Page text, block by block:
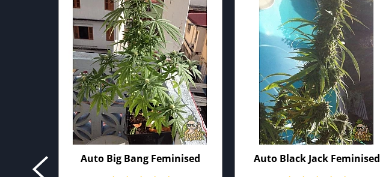
Auto Big Bang Feminised Auto Black Jack Feminised